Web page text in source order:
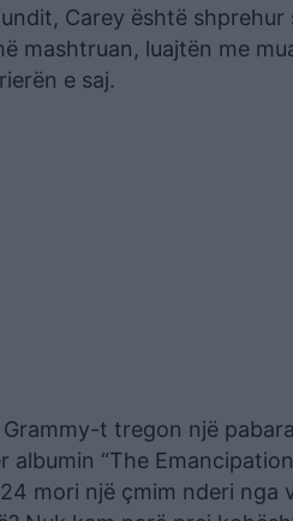
Carey është shprehur
mashtruan, luajtën me
e saj.
Grammy-t tregon një
albumin “The
mori një çmim nderi nga